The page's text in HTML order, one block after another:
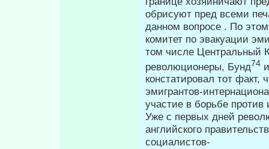
обрисуют пред всеми
данном вопросе . По
комитет по эвакуации
том числе Центральный
революционеры, Бунд74
констатировал тот факт,
эмигрантов-
участие в борьбе
Уже с первых дней
англий­ского
социалистов-